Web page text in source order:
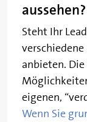
aussehen?
Steht Ihr
anbieten.
eigenen,
Wenn Sie